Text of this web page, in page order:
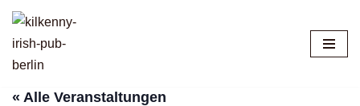
Zum
Inhalt
« Alle Veranstaltungen